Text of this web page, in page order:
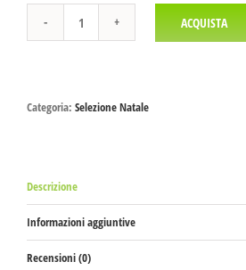
Confezione
SEI
ACQUISTA
Categoria: Selezione Natale
Descrizione
Informazioni aggiuntive
Recensioni (0)